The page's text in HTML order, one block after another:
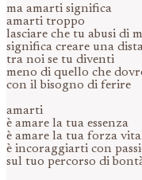
ma amarti significa
amarti troppo
lasciare che tu abusi di
significa creare una
tra noi se tu diventi
meno di quello che
con il bisogno di ferire
amarti
è amare la tua essenza
è amare la tua forza
è incoraggiarti con
sul tuo percorso di